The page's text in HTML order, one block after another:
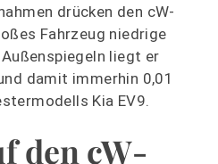
drücken den cW-
Fahrzeug niedrige
liegt er
damit immerhin 0,01
Kia EV9.
den cW-